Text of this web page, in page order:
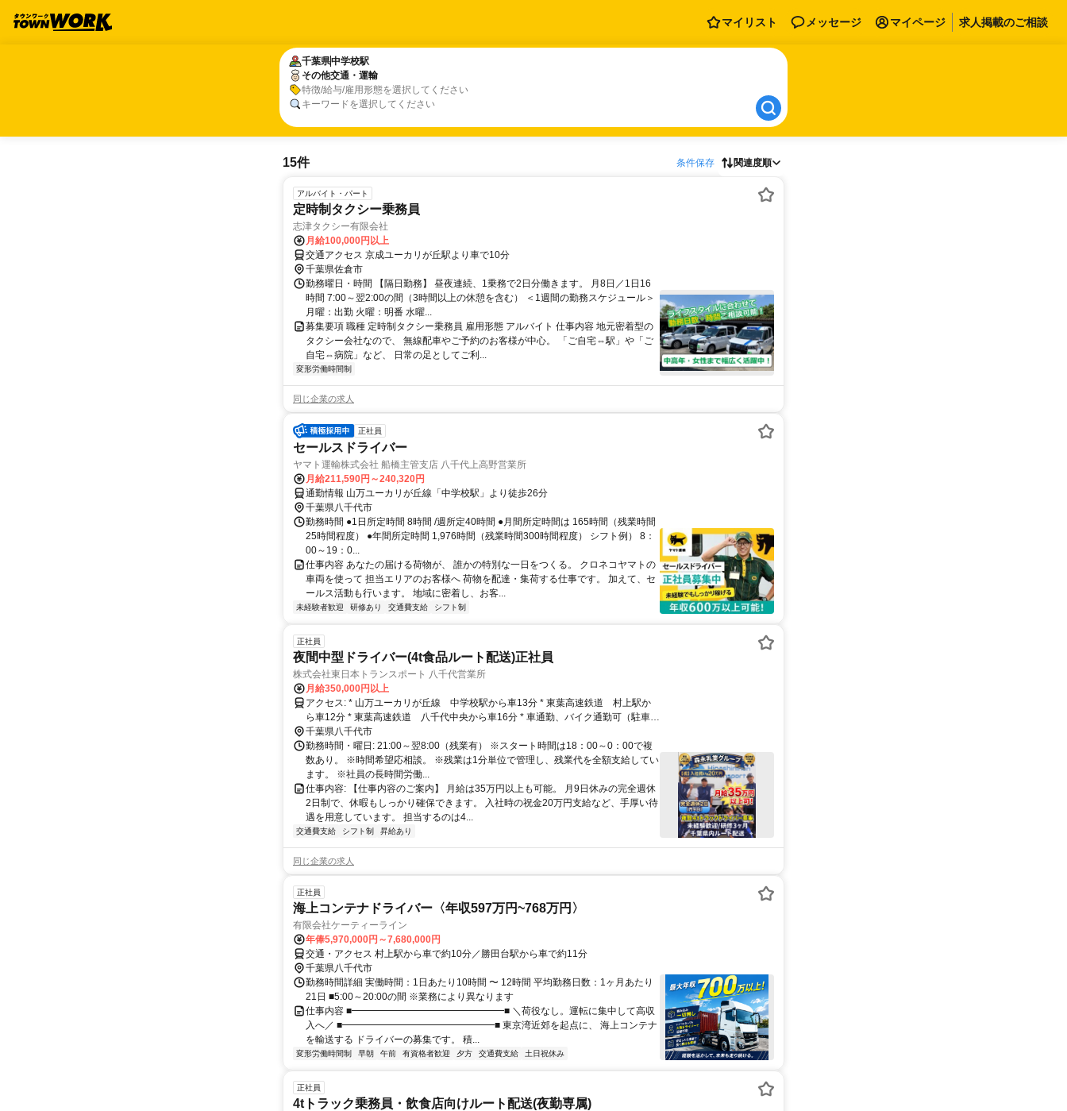
マイリスト メッセージ マイページ 求人掲載のご相談
千葉県中学校駅
その他交通・運輸
特徴/給与/雇用形態を選択してください
キーワードを選択してください
千葉県中学校駅
その他交通・運輸
15件 条件保存 関連度順
アルバイト・パート
定時制タクシー乗務員
志津タクシー有限会社
月給100,000円以上
交通アクセス 京成ユーカリが丘駅より車で10分
千葉県佐倉市
勤務曜日・時間 【隔日勤務】 昼夜連続、1乗務で2日分働きます。 月8日／1日16
時間 7:00～翌2:00の間（3時間以上の休憩を含む） ＜1週間の勤務スケジュール＞
月曜：出勤 火曜：明番 水曜...
募集要項 職種 定時制タクシー乗務員 雇用形態 アルバイト 仕事内容 地元密着型の
タクシー会社なので、 無線配車やご予約のお客様が中心。 「ご自宅⇔駅」や「ご
自宅⇔病院」など、 日常の足としてご利...
変形労働時間制
同じ企業の求人
正社員
セールスドライバー
ヤマト運輸株式会社 船橋主管支店 八千代上高野営業所
月給211,590円～240,320円
通勤情報 山万ユーカリが丘線「中学校駅」より徒歩26分
千葉県八千代市
勤務時間 ●1日所定時間 8時間 /週所定40時間 ●月間所定時間は 165時間（残業時間
25時間程度） ●年間所定時間 1,976時間（残業時間300時間程度） シフト例） 8：
00～19：0...
仕事内容 あなたの届ける荷物が、 誰かの特別な一日をつくる。 クロネコヤマトの
車両を使って 担当エリアのお客様へ 荷物を配達・集荷する仕事です。 加えて、セ
ールス活動も行います。 地域に密着し、お客...
未経験者歓迎 研修あり 交通費支給 シフト制
正社員
夜間中型ドライバー(4t食品ルート配送)正社員
株式会社東日本トランスポート 八千代営業所
月給350,000円以上
アクセス: * 山万ユーカリが丘線 中学校駅から車13分 * 東葉高速鉄道 村上駅か
ら車12分 * 東葉高速鉄道 八千代中央から車16分 * 車通勤、バイク通勤可（駐車場
あり）
千葉県八千代市
勤務時間・曜日: 21:00～翌8:00（残業有） ※スタート時間は18：00～0：00で複
数あり。 ※時間希望応相談。 ※残業は1分単位で管理し、残業代を全額支給してい
ます。 ※社員の長時間労働...
仕事内容: 【仕事内容のご案内】 月給は35万円以上も可能。 月9日休みの完全週休
2日制で、休暇もしっかり確保できます。 入社時の祝金20万円支給など、手厚い待
遇を用意しています。 担当するのは4...
交通費支給 シフト制 昇給あり
同じ企業の求人
正社員
海上コンテナドライバー〈年収597万円~768万円〉
有限会社ケーティーライン
年俸5,970,000円～7,680,000円
交通・アクセス 村上駅から車で約10分／勝田台駅から車で約11分
千葉県八千代市
勤務時間詳細 実働時間：1日あたり10時間 〜 12時間 平均勤務日数：1ヶ月あたり
21日 ■5:00～20:00の間 ※業務により異なります
仕事内容 ■━━━━━━━━━━━━━━━━■ ＼荷役なし。運転に集中して高収
入へ／ ■━━━━━━━━━━━━━━━━■ 東京湾近郊を起点に、 海上コンテナ
を輸送する ドライバーの募集です。 積...
変形労働時間制 早朝 午前 有資格者歓迎 夕方 交通費支給 土日祝休み
正社員
4tトラック乗務員・飲食店向けルート配送(夜勤専属)